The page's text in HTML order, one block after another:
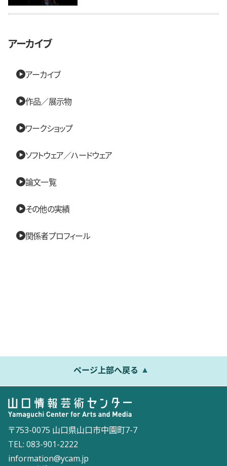
アーカイブ
アーカイブ
作品／展示物
ワークショップ
ソフトウェア／ハードウェア
論文一覧
その他の実績
関係者プロフィール
ページ上部へ戻る
〒753-0075 山口県山口市中園町7-7
TEL: 083-901-2222
information@ycam.jp